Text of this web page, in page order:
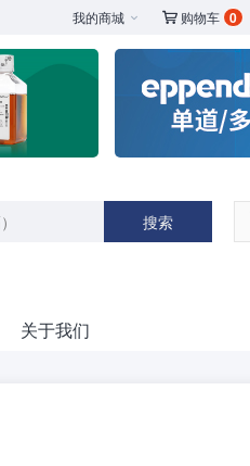
我的商城   购物车 0
关于我们